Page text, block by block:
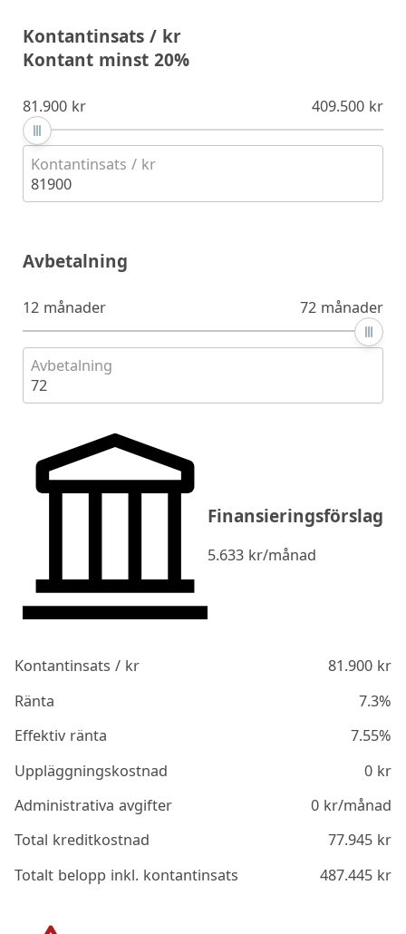
Kontantinsats / kr
Kontant minst 20%
81.900 kr 409.500 kr
Kontantinsats / kr
81900
Avbetalning
12 månader 72 månader
Avbetalning
72
Finansieringsförslag
5.633 kr/månad
Kontantinsats / kr 81.900kr
Ränta
7.3%
Effektiv ränta
7.55%
Uppläggningskostnad
0kr
Administrativa avgifter
0kr/månad
Total kreditkostnad
77.945kr
Totalt belopp inkl. kontantinsats
487.445kr